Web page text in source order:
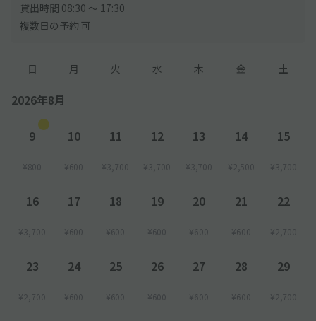
貸出時間 08:30 〜 17:30
複数日の予約 可
日 月 火 水 木 金 土
2026年8月
9
¥800
10
¥600
11
¥3,700
12
¥3,700
13
¥3,700
14
¥2,500
15
¥3,700
16
¥3,700
17
¥600
18
¥600
19
¥600
20
¥600
21
¥600
22
¥2,700
23
¥2,700
24
¥600
25
¥600
26
¥600
27
¥600
28
¥600
29
¥2,700